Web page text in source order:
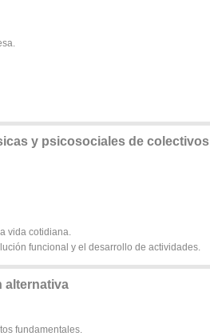
y psicosociales de
vida cotidiana.
funcional y el desarrollo de actividades.
alternativa
fundamentales.